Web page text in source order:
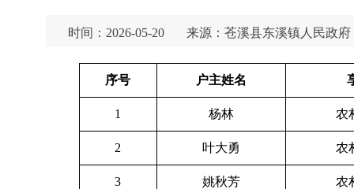
时间：2026-05-20 来源：苍溪县东溪镇人民政府
序号 户主姓名
1 杨林 农
2 叶大勇 农
3 姚秋芳 农